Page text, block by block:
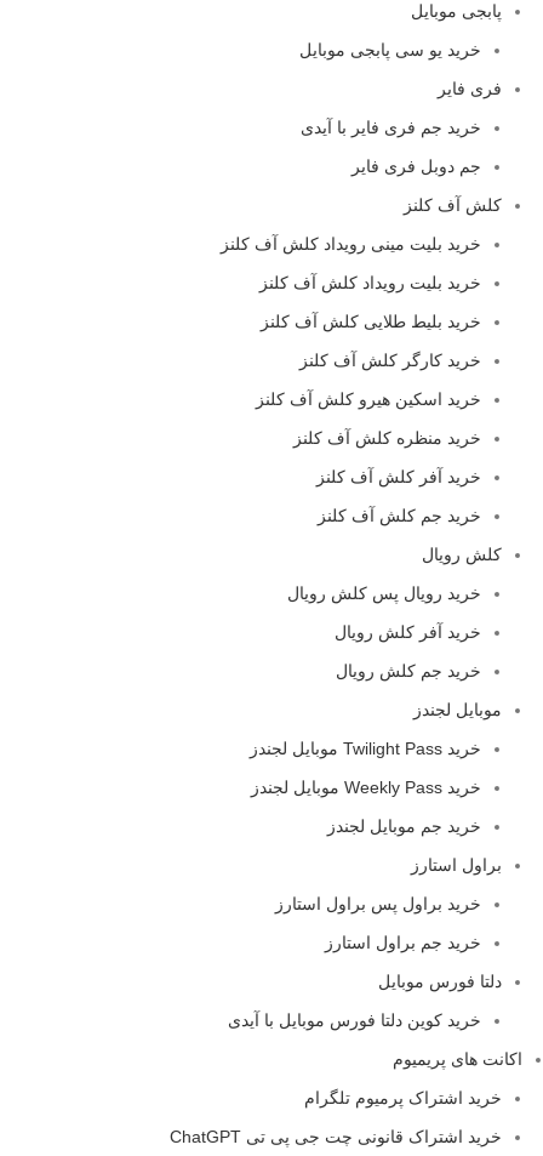
پابجی موبایل
خرید یو سی پابجی موبایل
فری فایر
خرید جم فری فایر با آیدی
جم دوبل فری فایر
کلش آف کلنز
خرید بلیت مینی رویداد کلش آف کلنز
خرید بلیت رویداد کلش آف کلنز
خرید بلیط طلایی کلش آف کلنز
خرید کارگر کلش آف کلنز
خرید اسکین هیرو کلش آف کلنز
خرید منظره کلش آف کلنز
خرید آفر کلش آف کلنز
خرید جم کلش آف کلنز
کلش رویال
خرید رویال پس کلش رویال
خرید آفر کلش رویال
خرید جم کلش رویال
موبایل لجندز
خرید Twilight Pass موبایل لجندز
خرید Weekly Pass موبایل لجندز
خرید جم موبایل لجندز
براول استارز
خرید براول پس براول استارز
خرید جم براول استارز
دلتا فورس موبایل
خرید کوین دلتا فورس موبایل با آیدی
اکانت های پریمیوم
خرید اشتراک پرمیوم تلگرام
خرید اشتراک قانونی چت جی پی تی ChatGPT